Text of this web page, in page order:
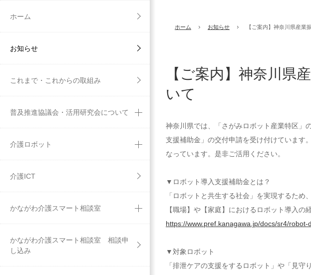
ホーム
お知らせ
これまで・これからの取組み
普及推進協議会・活用研究会について
介護ロボット
介護ICT
かながわ介護スマート相談室
かながわ介護スマート相談室 相談申
し込み
ホーム お知らせ 【ご案内】神奈川県産
【ご案内】神奈川
いて
神奈川県では、「さがみロボット産業特区」
支援補助金」の交付申請を受け付けています
なっています。是非ご活用ください。
▼ロボット導入支援補助金とは？
「ロボットと共生する社会」を実現するため、
【職場】や【家庭】におけるロボット導入の
https://www.pref.kanagawa.jp/docs/sr4/robot-
▼対象ロボット
「排泄ケアの支援をするロボット」や「見